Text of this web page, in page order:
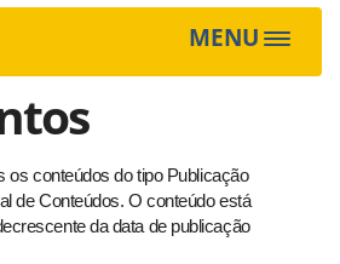
MENU
Toggle
os conteúdos do tipo Publicação
de Conteúdos. O conteúdo está
da data de publicação